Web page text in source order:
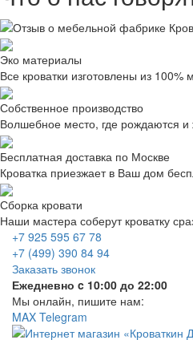
Эко материалы
Все кроватки изготовлены из 100%
Собственное производство
Волшебное место, где рождаются и
Бесплатная доставка по Москве
Кроватка приезжает в Ваш дом
Сборка кровати
Наши мастера соберут кроватку
+7 925 595 67 78
+7 (499) 390 84 94
Заказать звонок
Ежедневно c 10:00 до 22:00
Мы онлайн, пишите нам:
MAX Telegram